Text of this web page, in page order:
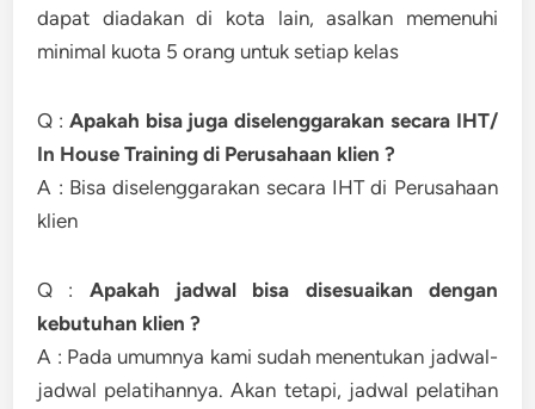
dapat diadakan di kota lain, asalkan memenuhi
minimal kuota 5 orang untuk setiap kelas
Q : Apakah bisa juga diselenggarakan secara IHT/
In House Training di Perusahaan klien ?
A : Bisa diselenggarakan secara IHT di Perusahaan
klien
Q : Apakah jadwal bisa disesuaikan dengan
kebutuhan klien ?
A : Pada umumnya kami sudah menentukan jadwal-
jadwal pelatihannya. Akan tetapi, jadwal pelatihan